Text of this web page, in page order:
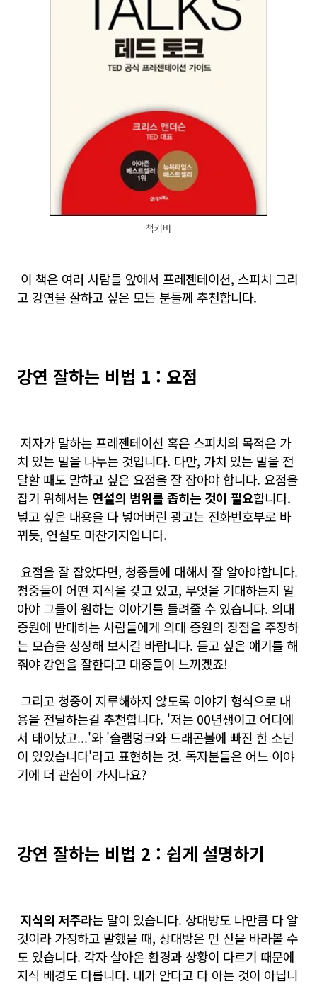
책커버
이 책은 여러 사람들 앞에서 프레젠테이션, 스피치 그리
고 강연을 잘하고 싶은 모든 분들께 추천합니다.
강연 잘하는 비법 1 : 요점
저자가 말하는 프레젠테이션 혹은 스피치의 목적은 가
치 있는 말을 나누는 것입니다. 다만, 가치 있는 말을 전
달할 때도 말하고 싶은 요점을 잘 잡아야 합니다. 요점을
잡기 위해서는 연설의 범위를 좁히는 것이 필요합니다.
넣고 싶은 내용을 다 넣어버린 광고는 전화번호부로 바
뀌듯, 연설도 마찬가지입니다.
요점을 잘 잡았다면, 청중들에 대해서 잘 알아야합니다.
청중들이 어떤 지식을 갖고 있고, 무엇을 기대하는지 알
아야 그들이 원하는 이야기를 들려줄 수 있습니다. 의대
증원에 반대하는 사람들에게 의대 증원의 장점을 주장하
는 모습을 상상해 보시길 바랍니다. 듣고 싶은 얘기를 해
줘야 강연을 잘한다고 대중들이 느끼겠죠!
그리고 청중이 지루해하지 않도록 이야기 형식으로 내
용을 전달하는걸 추천합니다. '저는 00년생이고 어디에
서 태어났고...'와 '슬램덩크와 드래곤볼에 빠진 한 소년
이 있었습니다'라고 표현하는 것. 독자분들은 어느 이야
기에 더 관심이 가시나요?
강연 잘하는 비법 2 : 쉽게 설명하기
지식의 저주라는 말이 있습니다. 상대방도 나만큼 다 알
것이라 가정하고 말했을 때, 상대방은 먼 산을 바라볼 수
도 있습니다. 각자 살아온 환경과 상황이 다르기 때문에
지식 배경도 다릅니다. 내가 안다고 다 아는 것이 아닙니